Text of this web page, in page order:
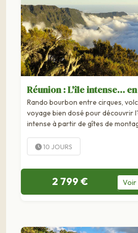
Réunion : L'île intense…
Rando bourbon entre cirques,
voyage bien dosé pour découvrir
intense à partir de gîtes de
10 JOURS
2 799 € Voir